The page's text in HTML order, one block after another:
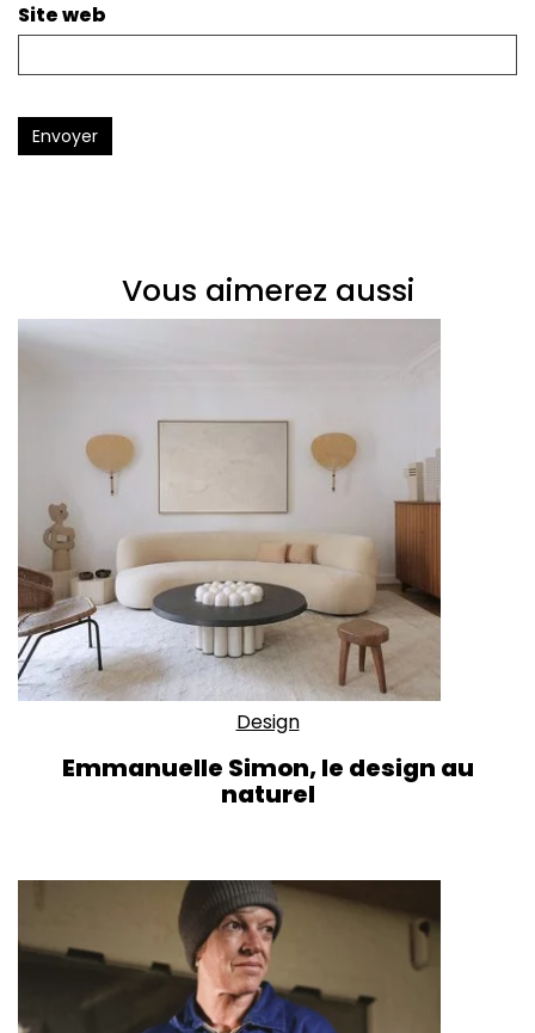
Site web
Envoyer
Vous aimerez aussi
Design
Emmanuelle Simon, le design au
naturel